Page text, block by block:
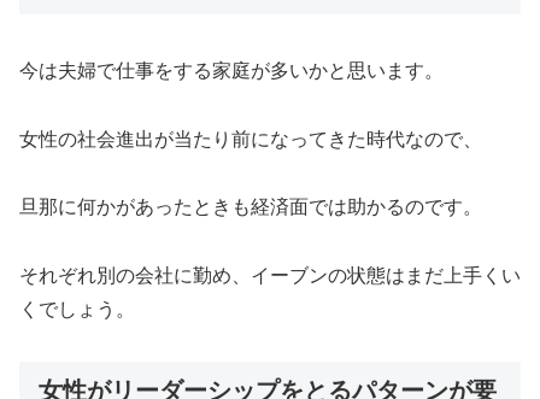
今は夫婦で仕事をする家庭が多いかと思います。
女性の社会進出が当たり前になってきた時代なので、
旦那に何かがあったときも経済面では助かるのです。
それぞれ別の会社に勤め、イーブンの状態はまだ上手くい
くでしょう。
女性がリーダーシップをとるパターンが要